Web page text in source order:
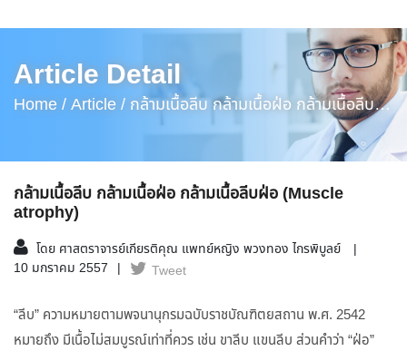
Article Detail
Home /Article / กล้ามเนื้อลีบ กล้ามเนื้อฝ่อ กล้ามเนื้อลีบ
กล้ามเนื้อลีบ กล้ามเนื้อฝ่อ กล้ามเนื้อลีบฝ่อ (Muscle
atrophy)
โดย ศาสตราจารย์เกียรติคุณ แพทย์หญิง พวงทอง ไกรพิบูลย์
10 มกราคม 2557
Tweet
“ลีบ” ความหมายตามพจนานุกรมฉบับราชบัณฑิตยสถาน พ.ศ. 2542
หมายถึง มีเนื้อไม่สมบูรณ์เท่าที่ควร เช่น ขาลีบ แขนลีบ ส่วนคำว่า “ฝ่อ”